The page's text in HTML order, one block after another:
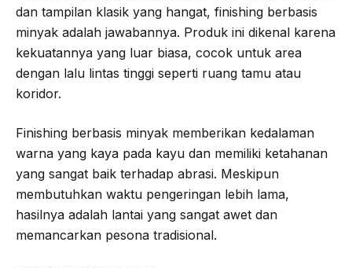
dan tampilan klasik yang hangat, finishing berbasis
minyak adalah jawabannya. Produk ini dikenal karena
kekuatannya yang luar biasa, cocok untuk area
dengan lalu lintas tinggi seperti ruang tamu atau
koridor.
Finishing berbasis minyak memberikan kedalaman
warna yang kaya pada kayu dan memiliki ketahanan
yang sangat baik terhadap abrasi. Meskipun
membutuhkan waktu pengeringan lebih lama,
hasilnya adalah lantai yang sangat awet dan
memancarkan pesona tradisional.